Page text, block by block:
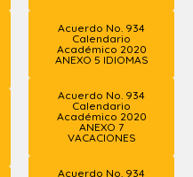
Acuerdo No. 934
Calendario
Académico 2020
ANEXO 5 IDIOMAS
Acuerdo No. 934
Calendario
Académico 2020
ANEXO 7
VACACIONES
Acuerdo No. 934